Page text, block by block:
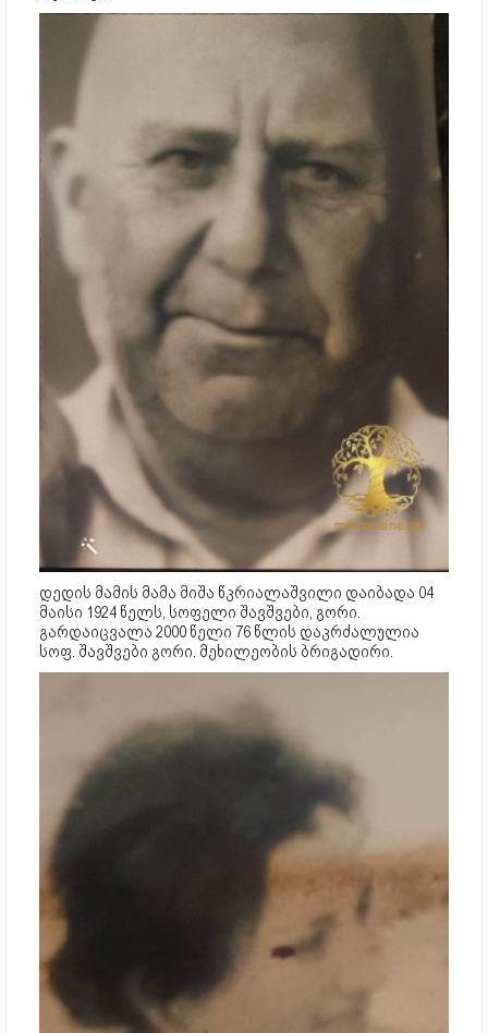
დედის მამის მამა მიშა წკრიალაშვილი დაიბადა 04
მაისი 1924 წელს, სოფელი შავშვები, გორი.
გარდაიცვალა 2000 წელი 76 წლის დაკრძალულია
სოფ. შავშვები გორი. მეხილეობის ბრიგადირი.